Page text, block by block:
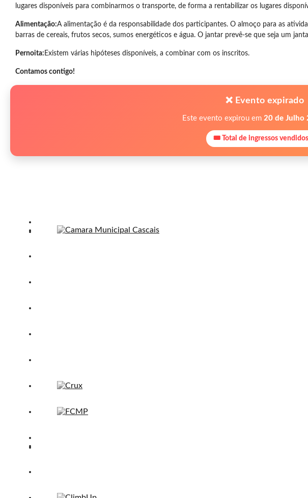
lugares disponíveis para combinarmos o transporte, de forma a rentabilizar os lugares
Alimentação:A alimentação é da responsabilidade dos participantes. O almoço para as
barras de cereais, frutos secos, sumos energéticos e água. O jantar prevê-se que seja um
Pernoita: Existem várias hipóteses disponíveis, a combinar com os inscritos.
Contamos contigo!
❌ Evento expirado
Este evento expirou em 20 de Julho
🎟 Total de ingressos